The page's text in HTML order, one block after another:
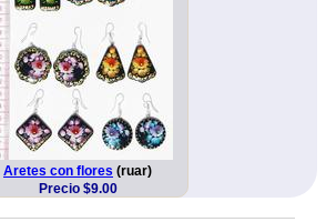
Aretes con flores (ruar)
Precio $9.00